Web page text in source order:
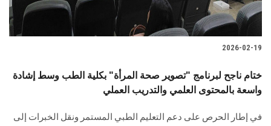
2026-02-19
ختام ناجح لبرنامج "تصوير صحة المرأة" بكلية الطب وسط إشادة
واسعة بالمحتوى العلمي والتدريب العملي
في إطار الحرص على دعم التعليم الطبي المستمر ونقل الخبرات إلى